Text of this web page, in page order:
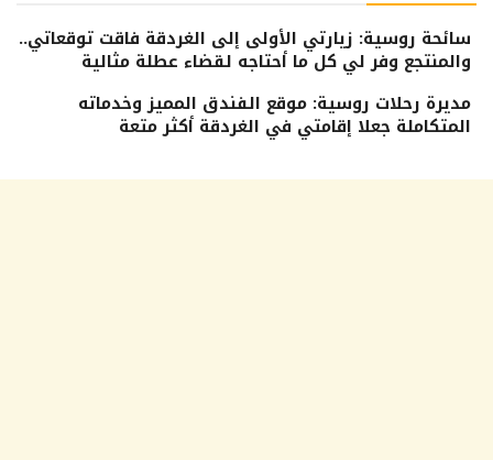
سائحة روسية: زيارتي الأولى إلى الغردقة فاقت توقعاتي..
والمنتجع وفر لي كل ما أحتاجه لقضاء عطلة مثالية
مديرة رحلات روسية: موقع الفندق المميز وخدماته
المتكاملة جعلا إقامتي في الغردقة أكثر متعة